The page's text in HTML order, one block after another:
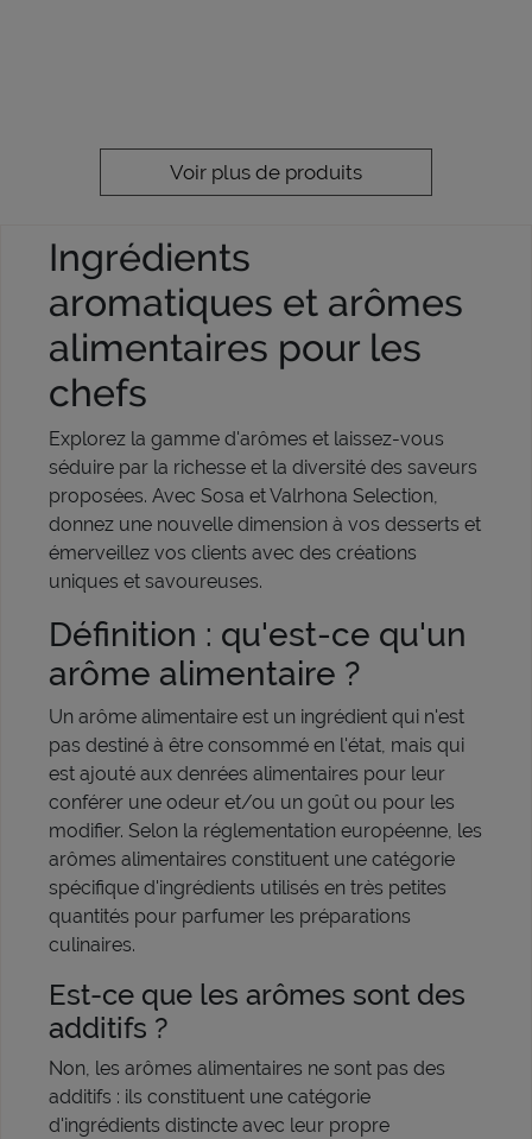
Voir plus de produits
Ingrédients
aromatiques et arômes
alimentaires pour les
chefs
Explorez la gamme d'arômes et laissez-vous
séduire par la richesse et la diversité des saveurs
proposées. Avec Sosa et Valrhona Selection,
donnez une nouvelle dimension à vos desserts et
émerveillez vos clients avec des créations
uniques et savoureuses.
Définition : qu'est-ce qu'un
arôme alimentaire ?
Un arôme alimentaire est un ingrédient qui n'est
pas destiné à être consommé en l'état, mais qui
est ajouté aux denrées alimentaires pour leur
conférer une odeur et/ou un goût ou pour les
modifier. Selon la réglementation européenne, les
arômes alimentaires constituent une catégorie
spécifique d'ingrédients utilisés en très petites
quantités pour parfumer les préparations
culinaires.
Est-ce que les arômes sont des
additifs ?
Non, les arômes alimentaires ne sont pas des
additifs : ils constituent une catégorie
d'ingrédients distincte avec leur propre